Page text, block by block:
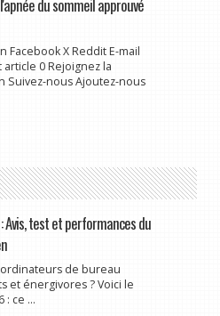
du sommeil approuvé
Facebook X Reddit E-mail
article 0 Rejoignez la
Suivez-nous Ajoutez-nous
: Avis, test et performances du
de bureau
et énergivores ? Voici le
: ce ...